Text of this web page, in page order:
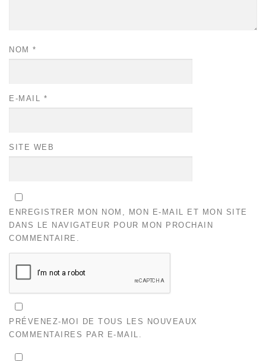
NOM *
E-MAIL *
SITE WEB
ENREGISTRER MON NOM, MON E-MAIL ET MON SITE
DANS LE NAVIGATEUR POUR MON PROCHAIN
COMMENTAIRE.
PRÉVENEZ-MOI DE TOUS LES NOUVEAUX
COMMENTAIRES PAR E-MAIL.